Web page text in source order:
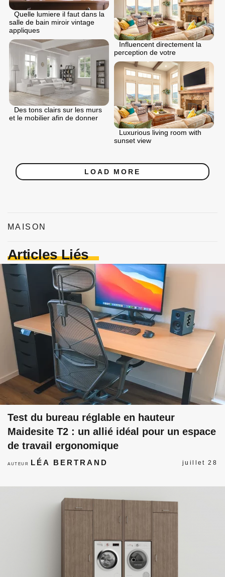
Quelle lumiere il faut dans la
salle de bain miroir vintage
appliques
Influencent directement la
perception de votre
Des tons clairs sur les murs
et le mobilier afin de donner
Luxurious living room with
sunset view
LOAD MORE
MAISON
Articles Liés
Test du bureau réglable en hauteur
Maidesite T2 : un allié idéal pour un espace
de travail ergonomique
AUTEUR LÉA BERTRAND juillet 28